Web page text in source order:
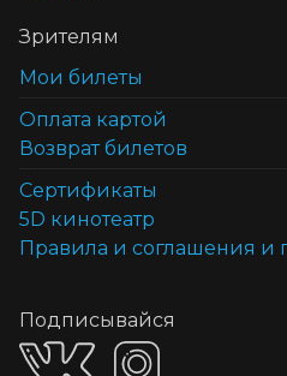
Зрителям
Мои билеты
Оплата картой
Возврат билетов
Cертификаты
5D кинотеатр
Правила и соглашения и
Подписывайся